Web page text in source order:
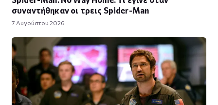
συναντήθηκαν οι τρεις Spider-Man
7 Αυγούστου 2026